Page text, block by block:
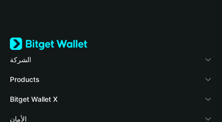
الشركة
المدونة
الأكاديمية
Products
Crypto Card
Stablecoin Earn
Bitget Wallet X
المطورون
الأمان